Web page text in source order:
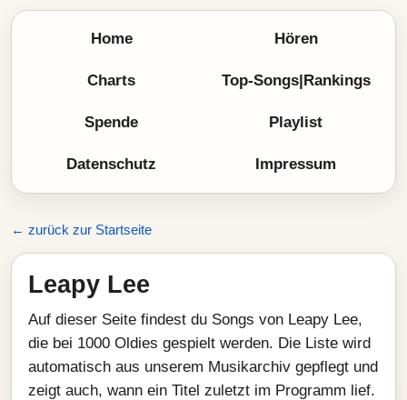
Home Hören
Charts Top-Songs|Rankings
Spende Playlist
Datenschutz Impressum
← zurück zur Startseite
Leapy Lee
Auf dieser Seite findest du Songs von Leapy Lee,
die bei 1000 Oldies gespielt werden. Die Liste wird
automatisch aus unserem Musikarchiv gepflegt und
zeigt auch, wann ein Titel zuletzt im Programm lief.